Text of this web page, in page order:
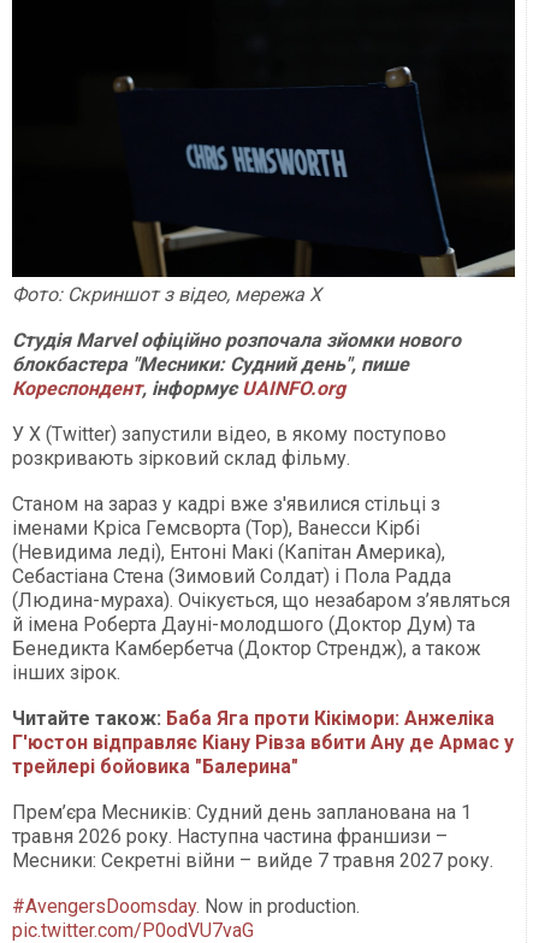
Фото: Скриншот з відео, мережа Х
Студія Marvel офіційно розпочала зйомки нового
блокбастера "Месники: Судний день", пише
Кореспондент, інформуєUAINFO.org
У X (Twitter) запустили відео, в якому поступово
розкривають зірковий склад фільму.
Станом на зараз у кадрі вже з'явилися стільці з
іменами Кріса Гемсворта (Тор), Ванесси Кірбі
(Невидима леді), Ентоні Макі (Капітан Америка),
Себастіана Стена (Зимовий Солдат) і Пола Радда
(Людина-мураха). Очікується, що незабаром з’являться
й імена Роберта Дауні-молодшого (Доктор Дум) та
Бенедикта Камбербетча (Доктор Стрендж), а також
інших зірок.
Читайте також: Баба Яга проти Кікімори: Анжеліка
Г'юстон відправляє Кіану Рівза вбити Ану де Армас у
трейлері бойовика "Балерина"
Прем’єра Месників: Судний день запланована на 1
травня 2026 року. Наступна частина франшизи –
Месники: Секретні війни – вийде 7 травня 2027 року.
#AvengersDoomsday. Now in production.
pic.twitter.com/P0odVU7vaG